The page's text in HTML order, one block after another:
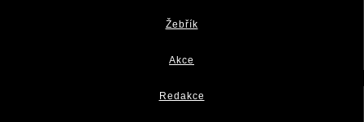
Žebřík
Akce
Redakce